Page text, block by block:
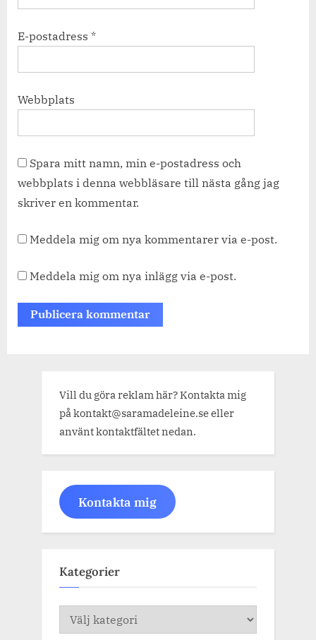
E-postadress *
Webbplats
Spara mitt namn, min e-postadress och
webbplats i denna webbläsare till nästa gång jag
skriver en kommentar.
Meddela mig om nya kommentarer via e-post.
Meddela mig om nya inlägg via e-post.
Vill du göra reklam här? Kontakta mig
på kontakt@saramadeleine.se eller
använt kontaktfältet nedan.
Kontakta mig
Kategorier
Kategorier